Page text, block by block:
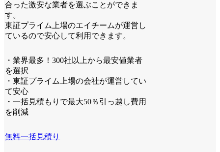
合った激安な業者を選ぶことができま
す。
東証プライム上場のエイチームが運営し
ているので安心して利用できます。
・業界最多！300社以上から最安値業者
を選択
・東証プライム上場の会社が運営してい
て安心
・一括見積もりで最大50％引っ越し費用
を削減
無料一括見積り